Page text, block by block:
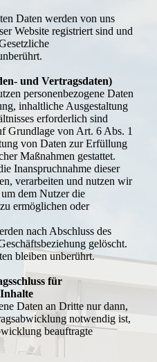
Daten werden von uns
Website registriert sind und
und Vertragsdaten)
personenbezogene Daten
inhaltliche Ausgestaltung
erforderlich sind
Grundlage von Art. 6 Abs. 1
von Daten zur Erfüllung
Maßnahmen gestattet.
Inanspruchnahme dieser
verarbeiten und nutzen wir
dem Nutzer die
ermöglichen oder
nach Abschluss des
gelöscht.
bleiben unberührt.
für
Daten an Dritte nur dann,
notwendig ist,
beauftragte